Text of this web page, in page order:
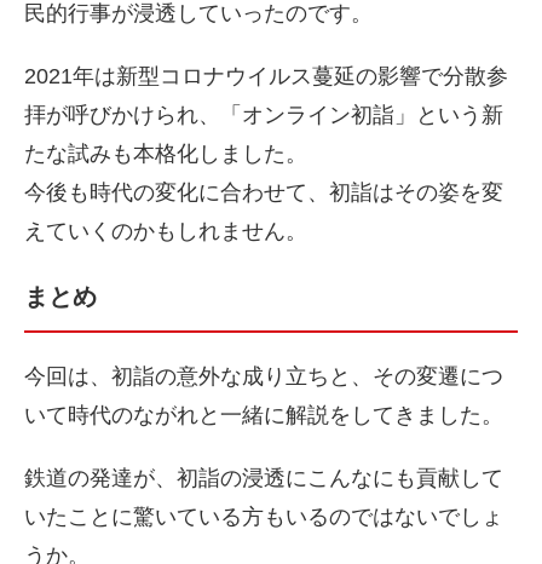
民的行事が浸透していったのです。
2021年は新型コロナウイルス蔓延の影響で分散参
拝が呼びかけられ、「オンライン初詣」という新
たな試みも本格化しました。
今後も時代の変化に合わせて、初詣はその姿を変
えていくのかもしれません。
まとめ
今回は、初詣の意外な成り立ちと、その変遷につ
いて時代のながれと一緒に解説をしてきました。
鉄道の発達が、初詣の浸透にこんなにも貢献して
いたことに驚いている方もいるのではないでしょ
うか。